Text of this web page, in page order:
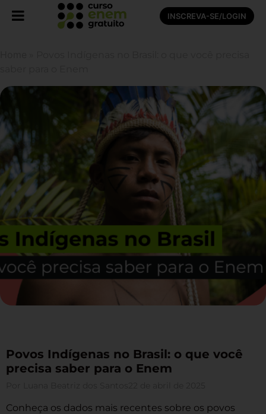
INSCREVA-SE/LOGIN
Povos Indígenas no Brasil: o que você
precisa saber para o Enem
Conheça os dados mais recentes sobre os povos